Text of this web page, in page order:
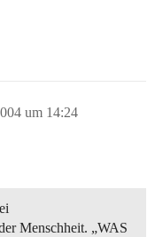
um 14:24
Menschheit. „WAS